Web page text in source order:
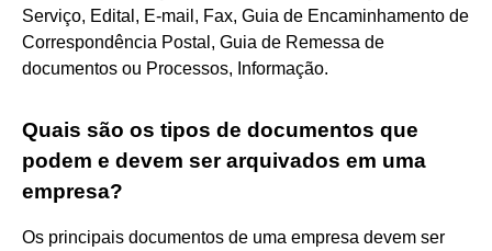
Serviço, Edital, E-mail, Fax, Guia de Encaminhamento de
Correspondência Postal, Guia de Remessa de
documentos ou Processos, Informação.
Quais são os tipos de documentos que
podem e devem ser arquivados em uma
empresa?
Os principais documentos de uma empresa devem ser